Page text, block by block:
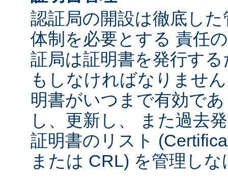
認証局の開設は徹底し
体制を必要とする 責任
証局は証明書を発行す
もしなければなりませ
明書がいつまで有効で
し、更新し、 また過去
証明書のリスト
または CRL) を管理し